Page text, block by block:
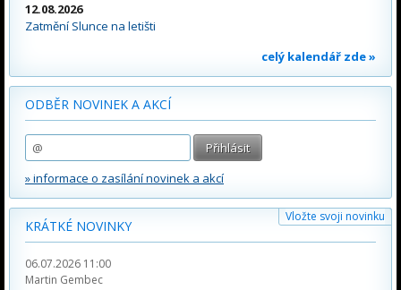
12.08.2026
Zatmění Slunce na letišti
celý kalendář zde »
ODBĚR NOVINEK A AKCÍ
» informace o zasílání novinek a akcí
Vložte svoji novinku
KRÁTKÉ NOVINKY
06.07.2026 11:00
Martin Gembec